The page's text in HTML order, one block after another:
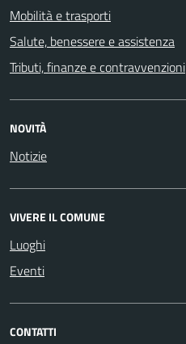
Mobilità e trasporti
Salute, benessere e assistenza
Tributi, finanze e contravvenzioni
NOVITÀ
Notizie
VIVERE IL COMUNE
Luoghi
Eventi
CONTATTI